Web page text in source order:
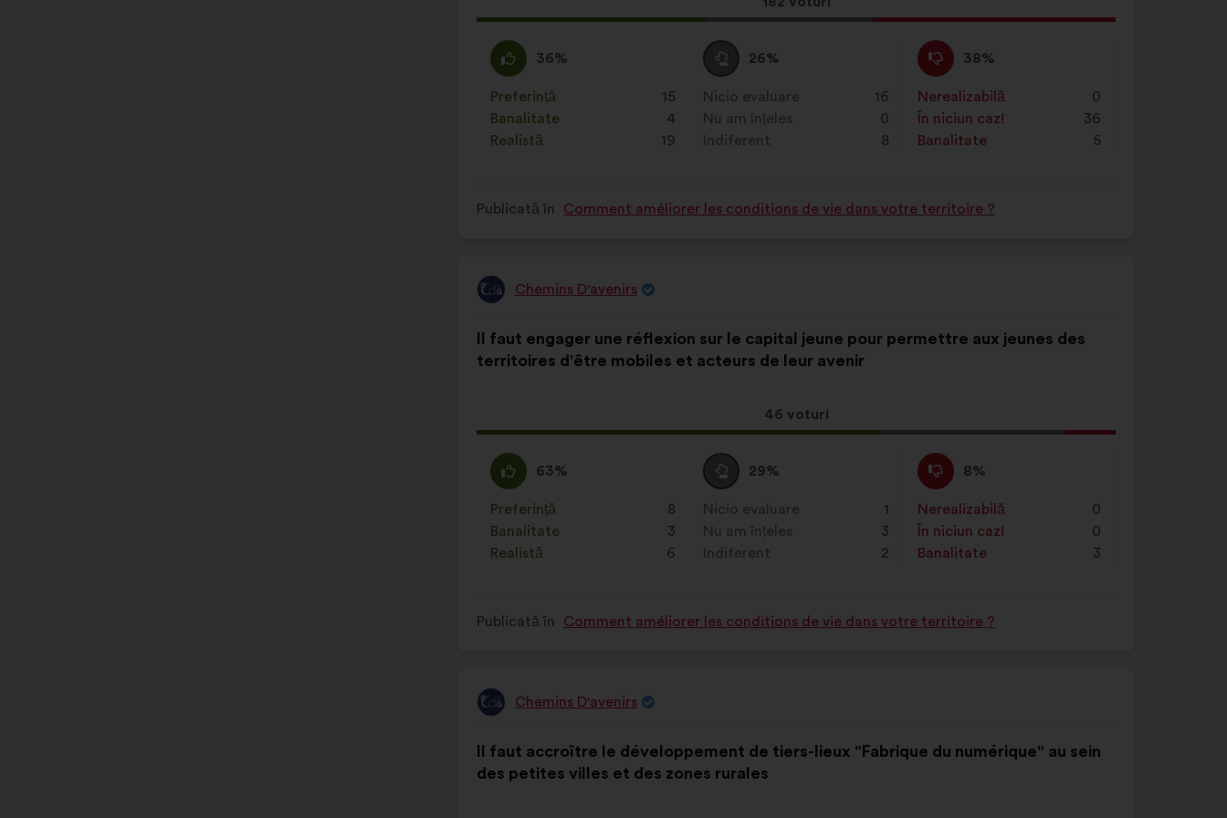
propunere
întrunit:
Acord
:
36%
Această
propunere
a
primit
clasificarea:
Preferință
: 15
ori
Banalitate
: 4
ori
Realistă
: 19
ori
Neutru
:
26%
Această
propunere
a
primit
clasificarea:
Nicio evaluare
: 16
ori
Nu am înțeles
: 0
ori
Indiferent
8
ori
Dezacord
:
38%
Această
propunere
a
primit
clasificarea:
Nerealizabilă
: 0
ori
În niciun caz!
36
ori
Banalitate
: 5
ori
Publicată în Comment améliorer les conditions de vie dans votre territoire ?
Propunere
de:
Chemins D'avenirs
propunerii:
Il faut engager une réflexion sur le capital jeune pour permettre aux jeunes des
territoires d'être mobiles et acteurs de leur avenir
Această
propunere
întrunit:
46 voturi
următoarea
distribuire:
Acord
:
63%
Această
propunere
a
primit
clasificarea:
Preferință
: 8
ori
Banalitate
: 3
ori
Realistă
: 6
ori
Neutru
:
29%
Această
propunere
a
primit
clasificarea:
Nicio evaluare
: 1
ori
Nu am înțeles
: 3
ori
Indiferent
2
ori
Dezacord
:
8%
Această
propunere
a
primit
clasificarea:
Nerealizabilă
: 0
ori
În niciun caz!
0
ori
Banalitate
: 3
ori
Publicată în Comment améliorer les conditions de vie dans votre territoire ?
Propunere
de:
Chemins D'avenirs
propunerii:
Il faut accroître le développement de tiers-lieux "Fabrique du numérique" au sein
des petites villes et des zones rurales
următoarea
distribuire: